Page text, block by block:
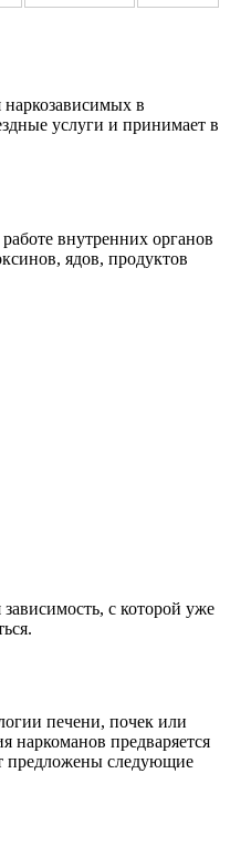
в
услуги и принимает в
внутренних органов
ядов, продуктов
с которой уже
печени, почек или
наркоманов предваряется
предложены следующие